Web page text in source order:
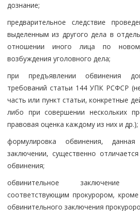
дознание;
предварительное следствие
выделенным из другого дела в
отношении иного лица по
возбуждения уголовного дела;
при предъявлении обвинения
требований статьи 144 УПК РСФСР
часть или пункт статьи, конкретные
либо при совершении нескольких
правовая оценка каждому из них и др.);
формулировка обвинения,
заключении, существенно
обвинения;
обвинительное
соответствующим прокурором, кроме
обвинительного заключения